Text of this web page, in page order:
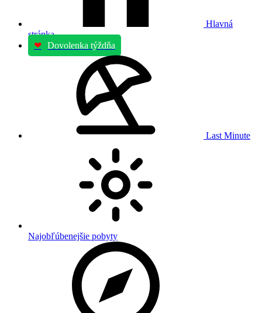
Hlavná
stránka
❤ Dovolenka týždňa
Last Minute
Najobľúbenejšie pobyty